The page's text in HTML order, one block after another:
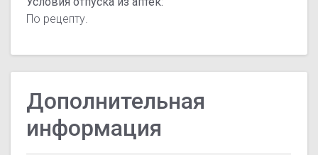
По рецепту.
Дополнительная
информация